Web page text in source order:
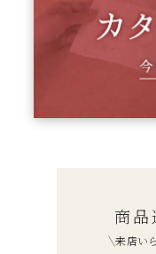
商品
来店い